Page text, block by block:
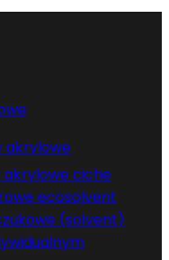
akrylowe
akrylowe ciche
ecosolvent
(solvent)